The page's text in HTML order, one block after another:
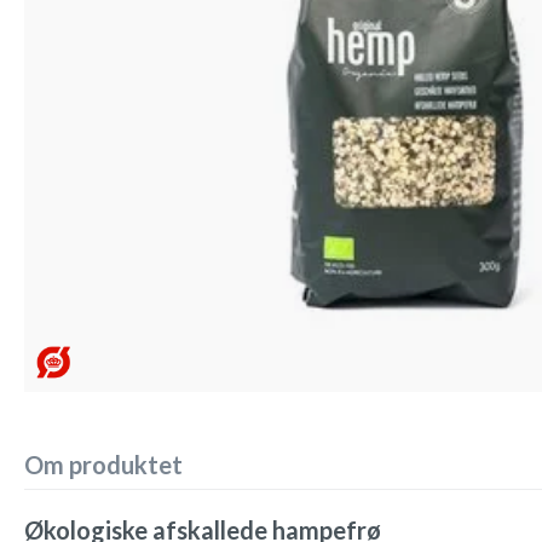
Om produktet
Økologiske afskallede hampefrø